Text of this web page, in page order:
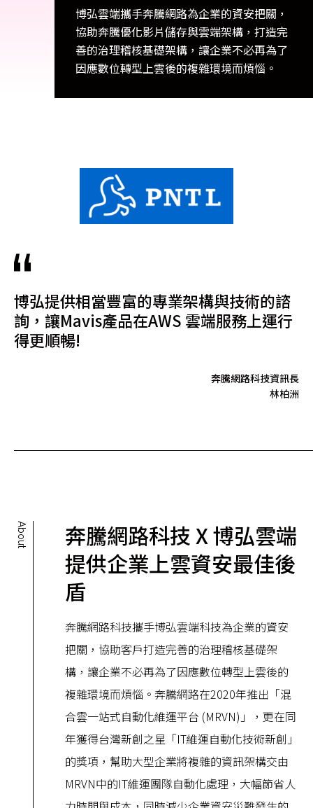
博弘雲端攜手奔騰網路為​​企業的資安把關，
協助奔騰優化影片儲存與雲端架構，打造完
善的治理稽核基礎架構，讓企業不必再為了
因應數位轉型上雲後的複雜環境而煩惱。
博弘提供相當豐富的專業架構與技術的諮
詢，讓Mavis產品在AWS 雲端服務上運行
得更順暢!
奔騰網路科技資訊長
林柏洲
About
奔騰網路科技 X 博弘雲端
提供企業上雲資安最佳後
盾
奔騰網路科技攜手博弘雲端科技為企業的資安
把關，協助客戶打造完善的治理稽核基礎架
構，讓企業不必再為了因應數位轉型上雲後的
複雜環境而煩惱。奔騰網路在2020年推出「混
合雲一站式自動化維運平台 (MRVN)」，更在同
年獲得台灣新創之星「IT維運自動化技術新創」
的獎項，幫助大型企業將複雜的資訊架構交由
MRVN中的IT維運團隊自動化處理，大幅節省人